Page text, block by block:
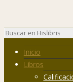
Inicio
Libros